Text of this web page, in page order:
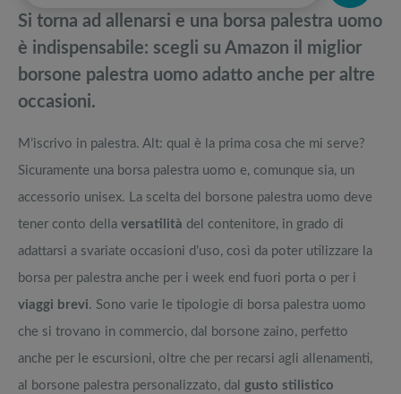
Giacche The North Face: Come vestono? La guida completa ai modelli
Offerte robot aspirapolvere da non perdere nella Black Friday Week
Si torna ad allenarsi e una borsa palestra uomo
è indispensabile: scegli su Amazon il miglior
borsone palestra uomo adatto anche per altre
occasioni.
M’iscrivo in palestra. Alt: qual è la prima cosa che mi serve?
Sicuramente una borsa palestra uomo e, comunque sia, un
accessorio unisex. La scelta del borsone palestra uomo deve
tener conto della versatilità del contenitore, in grado di
adattarsi a svariate occasioni d’uso, così da poter utilizzare la
borsa per palestra anche per i week end fuori porta o per i
viaggi brevi. Sono varie le tipologie di borsa palestra uomo
che si trovano in commercio, dal borsone zaino, perfetto
anche per le escursioni, oltre che per recarsi agli allenamenti,
al borsone palestra personalizzato, dal gusto stilistico